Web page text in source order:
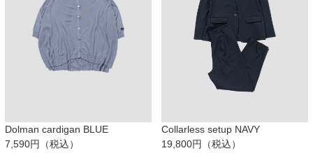
Dolman cardigan BLUE
7,590円（税込）
Collarless setup NAVY
19,800円（税込）